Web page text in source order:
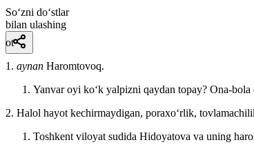
So‘zni do‘stlar
bilan ulashing
ot
1. aynan Haromtovoq.
Yanvar oyi koʻk yalpizni qaydan topay? Ona-
2. Halol hayot kechirmaydigan, poraxoʻrlik,
Toshkent viloyat sudida Hidoyatova va uning